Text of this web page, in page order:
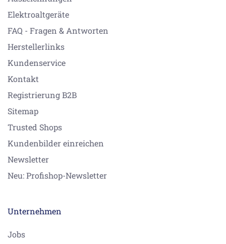
Elektroaltgeräte
FAQ - Fragen & Antworten
Herstellerlinks
Kundenservice
Kontakt
Registrierung B2B
Sitemap
Trusted Shops
Kundenbilder einreichen
Newsletter
Neu: Profishop-Newsletter
Unternehmen
Jobs